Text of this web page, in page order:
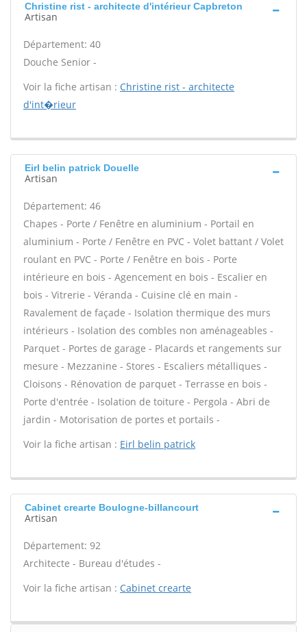
Christine rist - architecte d'intérieur Capbreton
Artisan
Département: 40
Douche Senior -
Voir la fiche artisan : Christine rist - architecte
d'int�rieur
Eirl belin patrick Douelle
Artisan
Département: 46
Chapes - Porte / Fenêtre en aluminium - Portail en
aluminium - Porte / Fenêtre en PVC - Volet battant / Volet
roulant en PVC - Porte / Fenêtre en bois - Porte
intérieure en bois - Agencement en bois - Escalier en
bois - Vitrerie - Véranda - Cuisine clé en main -
Ravalement de façade - Isolation thermique des murs
intérieurs - Isolation des combles non aménageables -
Parquet - Portes de garage - Placards et rangements sur
mesure - Mezzanine - Stores - Escaliers métalliques -
Cloisons - Rénovation de parquet - Terrasse en bois -
Porte d'entrée - Isolation de toiture - Pergola - Abri de
jardin - Motorisation de portes et portails -
Voir la fiche artisan : Eirl belin patrick
Cabinet crearte Boulogne-billancourt
Artisan
Département: 92
Architecte - Bureau d'études -
Voir la fiche artisan : Cabinet crearte